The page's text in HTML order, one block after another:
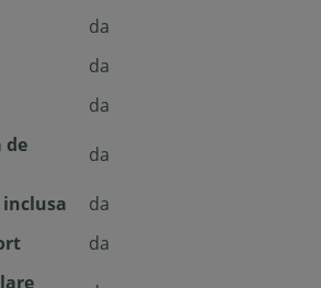
da
da
da
de
da
da
da